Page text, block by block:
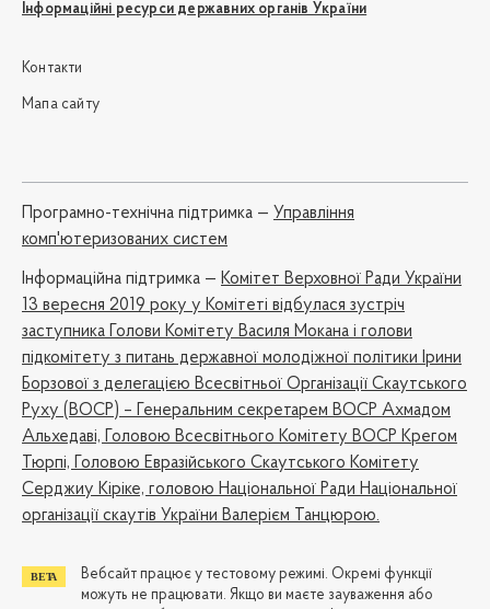
Інформаційні ресурси державних органів України
Контакти
Мапа сайту
Програмно-технічна підтримка — Управління
комп'ютеризованих систем
Iнформаційна підтримка — Комітет Верховної Ради України
13 вересня 2019 року у Комітеті відбулася зустріч
заступника Голови Комітету Василя Мокана і голови
підкомітету з питань державної молодіжної політики Ірини
Борзової з делегацією Всесвітньої Організації Скаутського
Руху (ВОСР) – Генеральним секретарем ВОСР Ахмадом
Альхедаві, Головою Всесвітнього Комітету ВОСР Крегом
Тюрпі, Головою Евразійського Скаутського Комітету
Серджиу Кіріке, головою Національної Ради Національної
організації скаутів України Валерієм Танцюрою.
Вебсайт працює у тестовому режимі. Окремі функції
можуть не працювати. Якщо ви маєте зауваження або